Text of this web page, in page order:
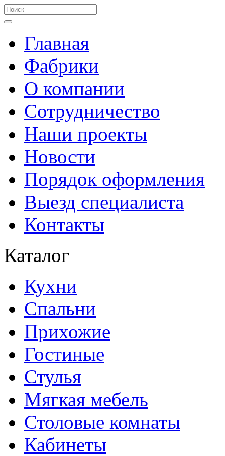
Главная
Фабрики
О компании
Сотрудничество
Наши проекты
Новости
Порядок оформления
Выезд специалиста
Контакты
Каталог
Кухни
Спальни
Прихожие
Гостиные
Стулья
Мягкая мебель
Столовые комнаты
Кабинеты